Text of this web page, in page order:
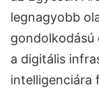
legnagyobb
gondolkodású
a digitális
intelligenciára